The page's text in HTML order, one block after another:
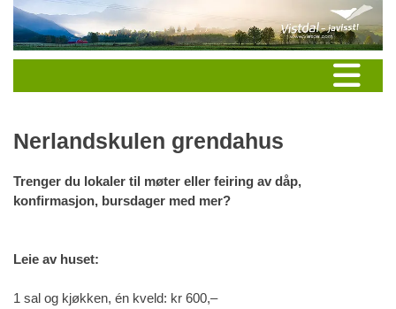
Nerlandskulen grendahus
Trenger du lokaler til møter eller feiring av dåp,
konfirmasjon, bursdager med mer?
Leie av huset:
1 sal og kjøkken, én kveld: kr 600,–